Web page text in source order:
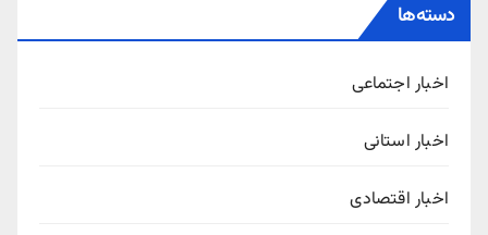
دسته‌ها
اخبار اجتماعی
اخبار استانی
اخبار اقتصادی